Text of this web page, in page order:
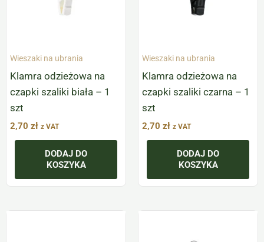
Wieszaki na ubrania
Klamra odzieżowa na
czapki szaliki biała – 1
szt
2,70 zł z VAT
DODAJ DO
KOSZYKA
Wieszaki na ubrania
Klamra odzieżowa na
czapki szaliki czarna – 1
szt
2,70 zł z VAT
DODAJ DO
KOSZYKA